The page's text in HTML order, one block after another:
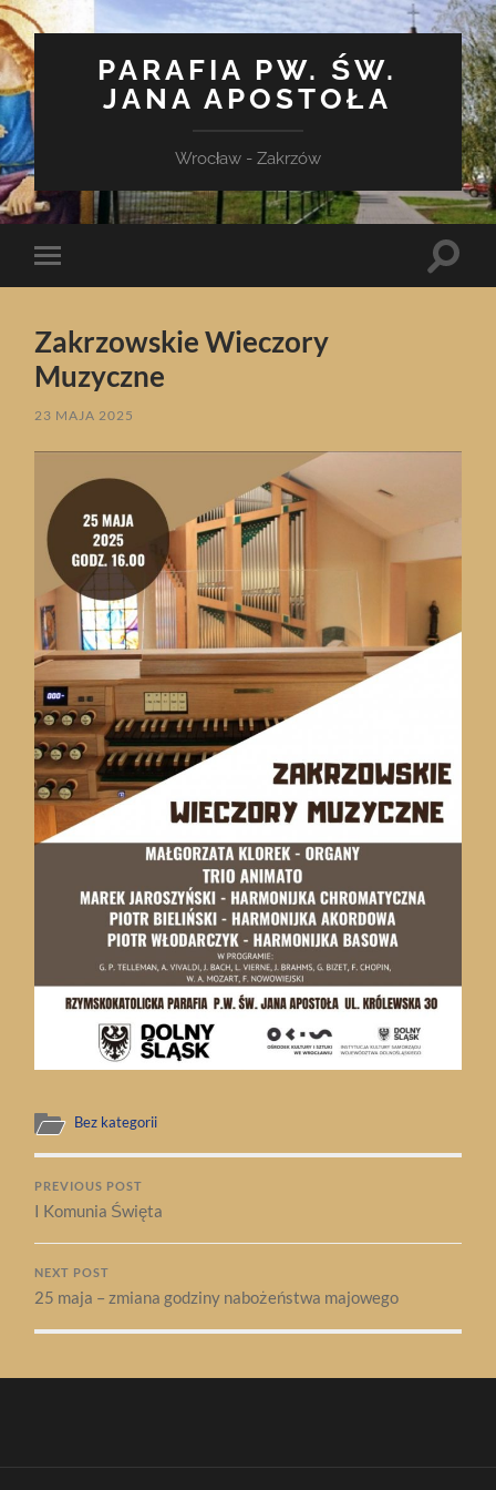
PARAFIA PW. ŚW.
JANA APOSTOŁA
Wrocław - Zakrzów
Toggle
mobile
Toggle
Zakrzowskie Wieczory
Muzyczne
23 MAJA 2025
Bez kategorii
PREVIOUS POST
I Komunia Święta
NEXT POST
25 maja – zmiana godziny nabożeństwa majowego